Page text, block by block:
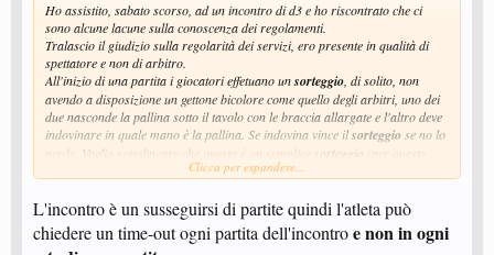
Ho assistito, sabato scorso, ad un incontro di d3 e ho riscontrato che ci
sono alcune lacune sulla conoscenza dei regolamenti.
Tralascio il giudizio sulla regolarità dei servizi, ero presente in qualità di
spettatore e non di arbitro.
All'inizio di una partita i giocatori effetuano unsorteggio , di solito, non
avendo a disposizione un gettone bicolore come quello degli arbitri, uno dei
due nasconde la pallina sotto il tavolo con le braccia allargate e l'altro deve
indovinare in quale mano è la pallina. Se indovina vince ilsorteggio se no lo
perde. Voglio sottolineare che questo è un semplice
sorteggio
l'ho voluto evidenziare più volte) e non la conquista del servizio. Chi vince il
semplicemente il diritto di scegliere o il tavolo oppure chi deve servire per
primo. Potrebbe anche decidere di ricevere e non di servire; oppure il campo
preferito.
Clicca per espandere...
L'incontro è un susseguirsi di partite quindi l'atleta può
chiedere un time-out ogni partita dell'incontroe non in ogni